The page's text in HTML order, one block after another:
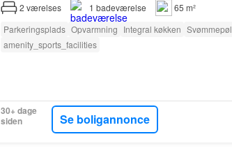
2 værelses 1 badeværelse
65 m²
Parkeringsplads Opvarmning Integral køkken Svømmepøl
amenity_sports_facilities
30+ dage
siden
Se boligannonce